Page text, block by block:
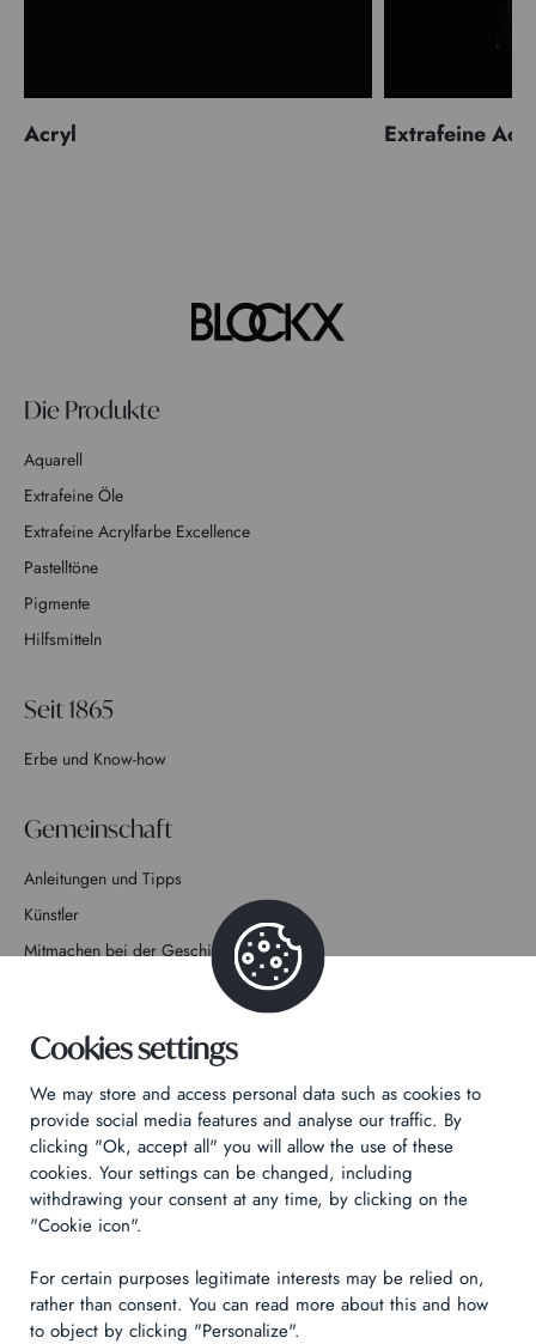
Acryl Extrafeine
Die Produkte
Aquarell
Extrafeine Öle
Extrafeine Acrylfarbe Excellence
Pastelltöne
Pigmente
Hilfsmitteln
Seit 1865
Erbe und Know-how
Gemeinschaft
Anleitungen und Tipps
Künstler
Mitmachen bei der Geschichte
Datenschutzrichtlinie
Rechtliche Hinweise
Technical & Legal informations
Made byIzhak
Cookies settings
We may store and access personal data such as cookies to
provide social media features and analyse our traffic. By
clicking "Ok, accept all" you will allow the use of these
cookies. Your settings can be changed, including
withdrawing your consent at any time, by clicking on the
"Cookie icon".
For certain purposes legitimate interests may be relied on,
rather than consent. You can read more about this and how
to object by clicking "Personalize".